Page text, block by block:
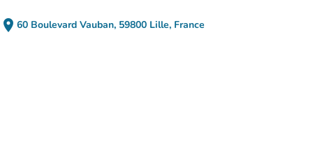
place 60 Boulevard Vauban, 59800 Lille, France
(in Google Maps öffnen)
(new tab)